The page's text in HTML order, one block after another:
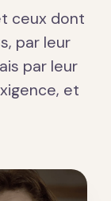
ceux dont
par leur
par leur
et